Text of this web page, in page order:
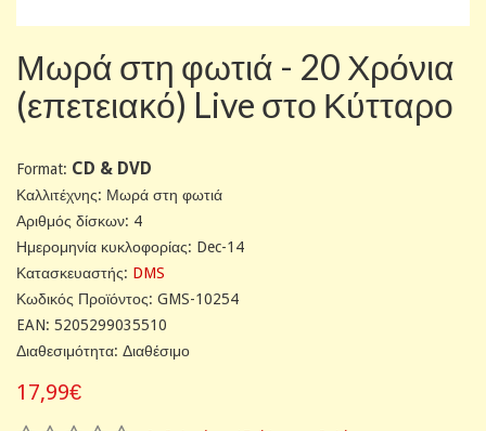
Μωρά στη φωτιά - 20 Χρόνια
(επετειακό) Live στο Κύτταρο
Format: CD & DVD
Καλλιτέχνης: Μωρά στη φωτιά
Αριθμός δίσκων: 4
Ημερομηνία κυκλοφορίας: Dec-14
Κατασκευαστής: DMS
Κωδικός Προϊόντος: GMS-10254
EAN: 5205299035510
Διαθεσιμότητα: Διαθέσιμο
17,99€